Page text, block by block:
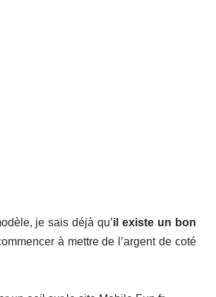
je sais déjà qu’il existe un bon
à mettre de l’argent de coté